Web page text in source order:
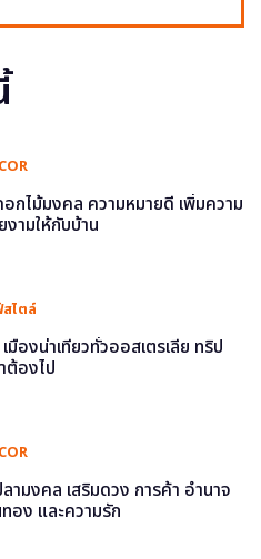
กไม้มงคล ความหมายดี เพิ่มความ
งามให้กับบ้าน
ไตล์
มืองน่าเที่ยวทั่วออสเตรเลีย ทริป
ต้องไป
ามงคล เสริมดวง การค้า อำนาจ
ทอง และความรัก